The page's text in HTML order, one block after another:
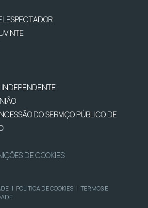
DO SERVIÇO PÚBLICO DE
DE COOKIES
| POLÍTICA DE COOKIES | TERMOS E